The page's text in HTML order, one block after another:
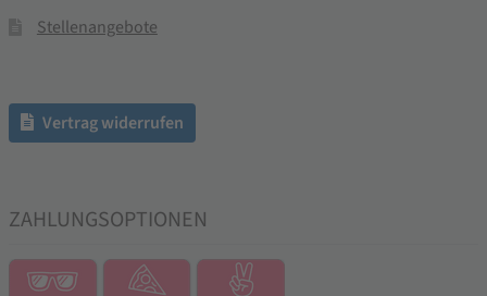
Stellenangebote
Vertrag widerrufen
ZAHLUNGSOPTIONEN